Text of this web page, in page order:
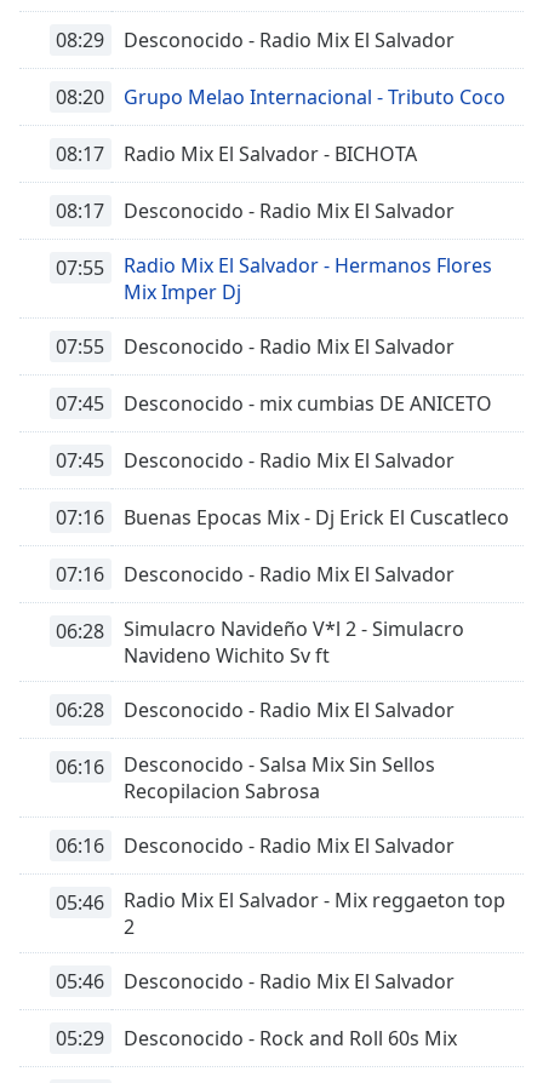
08:29 Desconocido - Radio Mix El Salvador
08:20 Grupo Melao Internacional - Tributo Coco
08:17 Radio Mix El Salvador - BICHOTA
08:17 Desconocido - Radio Mix El Salvador
07:55
Radio Mix El Salvador - Hermanos Flores
Mix Imper Dj
07:55 Desconocido - Radio Mix El Salvador
07:45 Desconocido - mix cumbias DE ANICETO
07:45 Desconocido - Radio Mix El Salvador
07:16 Buenas Epocas Mix - Dj Erick El Cuscatleco
07:16 Desconocido - Radio Mix El Salvador
06:28
Simulacro Navideño V*l 2 - Simulacro
Navideno Wichito Sv ft
06:28 Desconocido - Radio Mix El Salvador
06:16
Desconocido - Salsa Mix Sin Sellos
Recopilacion Sabrosa
06:16 Desconocido - Radio Mix El Salvador
05:46
Radio Mix El Salvador - Mix reggaeton top
2
05:46 Desconocido - Radio Mix El Salvador
05:29 Desconocido - Rock and Roll 60s Mix